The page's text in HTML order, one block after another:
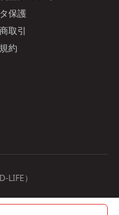
保護
取引
約
）